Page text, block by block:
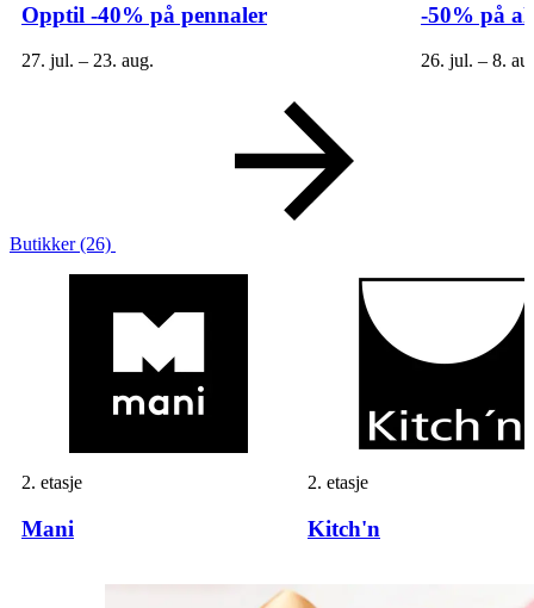
Opptil -40% på pennaler
27. jul. – 23. aug.
-50% på
26. jul. – 8.
Butikker(26)
2. etasje
Mani
2. etasje
Kitch'n